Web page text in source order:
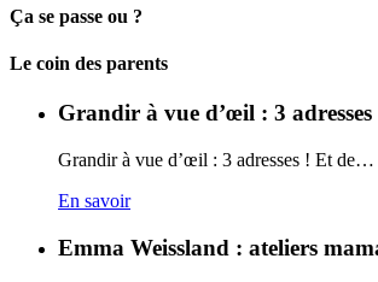
Ça se passe ou ?
Carto
Le coin des parents
Grandir à vue d’œil : 3 adresses
Grandir à vue d’œil : 3 adresses ! Et de…
En savoir
Emma Weissland : ateliers